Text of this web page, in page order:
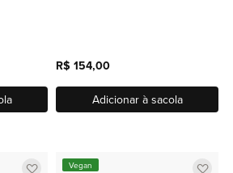
R$ 154,00
Adicionar à sacola
Adicionar
Vegan